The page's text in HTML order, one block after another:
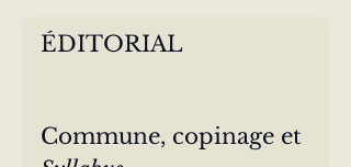
ÉDITORIAL
Commune, copinage et